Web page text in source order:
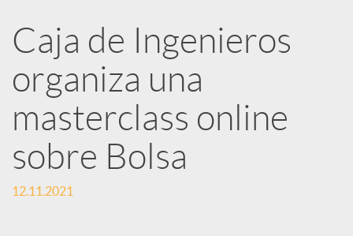
e
d
e
s
Caja de Ingenieros
organiza una
masterclass online
sobre Bolsa
12.11.2021